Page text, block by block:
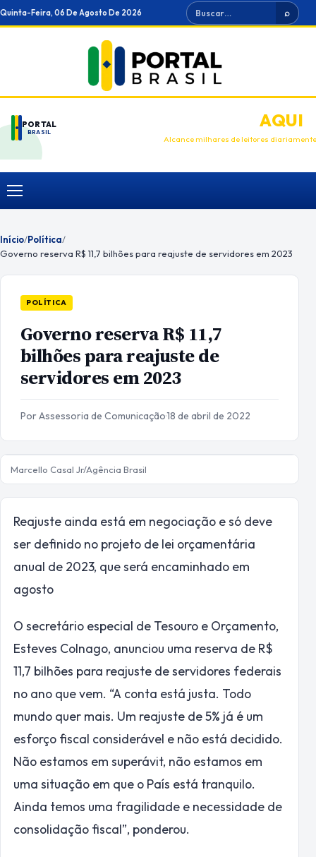
Ir
para
Quinta-Feira, 06 De Agosto De 2026 Buscar ⌕
PORTAL
BRASIL
ANUNCIEAQUI
Alcance milhares de leitores diariamente
Menu
Início/Política/
Governo reserva R$ 11,7 bilhões para reajuste de servidores em 2023
POLÍTICA
Governo reserva R$ 11,7
bilhões para reajuste de
servidores em 2023
Por Assessoria de Comunicação·18 de abril de 2022
Marcello Casal Jr/Agência Brasil
Reajuste ainda está em negociação e só deve
ser definido no projeto de lei orçamentária
anual de 2023, que será encaminhado em
agosto
O secretário especial de Tesouro e Orçamento,
Esteves Colnago, anunciou uma reserva de R$
11,7 bilhões para reajuste de servidores federais
no ano que vem. “A conta está justa. Todo
mundo quer mais. Um reajuste de 5% já é um
esforço fiscal considerável e não está decidido.
Não estamos em superávit, não estamos em
uma situação em que o País está tranquilo.
Ainda temos uma fragilidade e necessidade de
consolidação fiscal”, ponderou.